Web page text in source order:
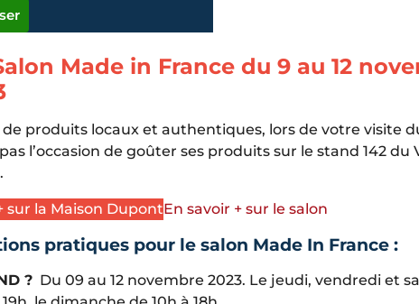
Made in France du 9 au 12
produits locaux et authentiques, lors de votre visite
l’occasion de goûter ses produits sur le stand 142 du
sur la Maison DupontEn savoir + sur le salon
pratiques pour le salon Made In France :
?Du 09 au 12 novembre 2023. Le jeudi, vendredi et